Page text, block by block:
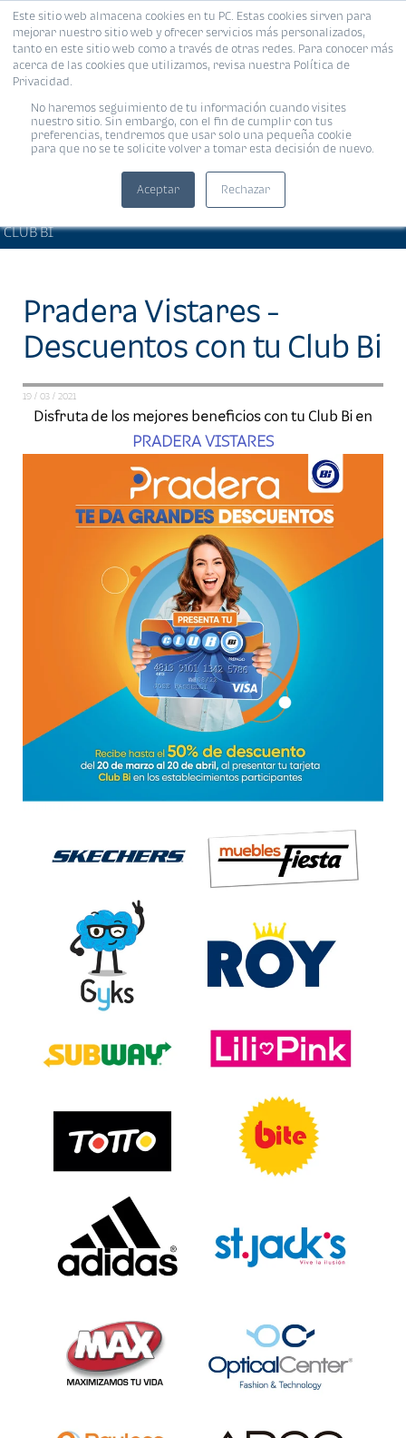
Este sitio web almacena cookies en tu PC. Estas cookies sirven para
mejorar nuestro sitio web y ofrecer servicios más personalizados,
tanto en este sitio web como a través de otras redes. Para conocer más
acerca de las cookies que utilizamos, revisa nuestra Política de
Privacidad.
No haremos seguimiento de tu información cuando visites
nuestro sitio. Sin embargo, con el fin de cumplir con tus
preferencias, tendremos que usar solo una pequeña cookie
para que no se te solicite volver a tomar esta decisión de nuevo.
Aceptar Rechazar
MENÚ
CLUB BI
Pradera Vistares -
Descuentos con tu Club Bi
19 / 03 / 2021
Disfruta de los mejores beneficios con tu Club Bi en
PRADERA VISTARES